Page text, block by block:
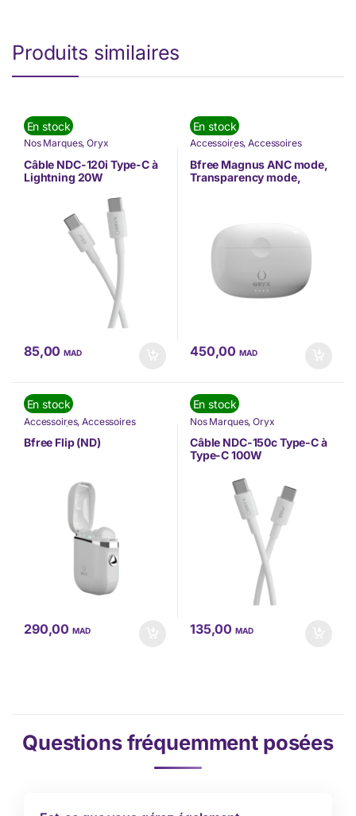
Produits similaires
En stock
Nos Marques,Oryx
Câble NDC-120i Type-C à
Lightning 20W
85,00MAD
En stock
Accessoires,Accessoires
Mobilité
Écouteurs
Marques,Oryx,TÉLÉPHONIE
Bfree Magnus ANC mode,
Transparency mode,
450,00MAD
En stock
Accessoires,Accessoires
Écouteurs
Marques,Oryx,TÉLÉPHONIE
Bfree Flip (ND)
290,00MAD
En stock
Nos Marques,Oryx
Câble NDC-150c Type-C à
Type-C 100W
135,00MAD
Questions fréquemment posées